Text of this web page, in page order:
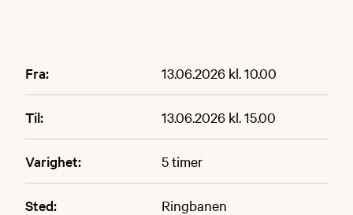
Fra: 13.06.2026 kl. 10.00
Til: 13.06.2026 kl. 15.00
Varighet: 5 timer
Sted: Ringbanen